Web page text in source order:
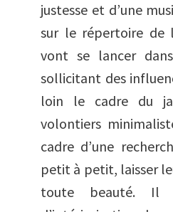
justesse et d’une
sur le répertoire de
vont se lancer
sollicitant des
loin le cadre du
volontiers
cadre d’une
petit à petit, laisser
toute beauté. Il